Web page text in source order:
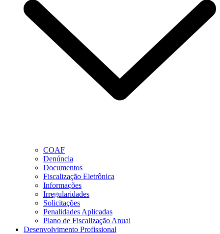
COAF
Denúncia
Documentos
Fiscalização Eletrônica
Informações
Irregularidades
Solicitações
Penalidades Aplicadas
Plano de Fiscalização Anual
Desenvolvimento Profissional